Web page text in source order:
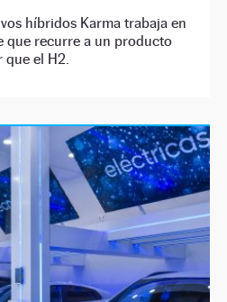
híbridos Karma trabaja en
que recurre a un producto
que el H2.